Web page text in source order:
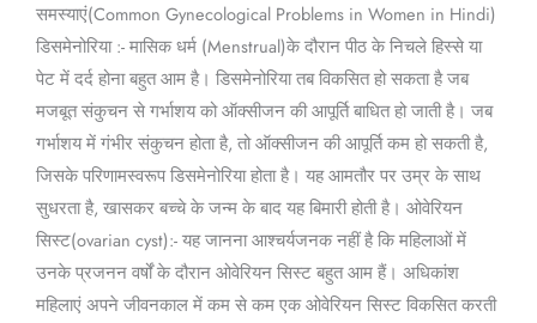
समस्याएं(Common Gynecological Problems in Women in Hindi)
डिसमेनोरिया :- मासिक धर्म (Menstrual)के दौरान पीठ के निचले हिस्से या
पेट में दर्द होना बहुत आम है। डिसमेनोरिया तब विकसित हो सकता है जब
मजबूत संकुचन से गर्भाशय को ऑक्सीजन की आपूर्ति बाधित हो जाती है। जब
गर्भाशय में गंभीर संकुचन होता है, तो ऑक्सीजन की आपूर्ति कम हो सकती है,
जिसके परिणामस्वरूप डिसमेनोरिया होता है। यह आमतौर पर उम्र के साथ
सुधरता है, खासकर बच्चे के जन्म के बाद यह बिमारी होती है। ओवेरियन
सिस्ट(ovarian cyst):- यह जानना आश्चर्यजनक नहीं है कि महिलाओं में
उनके प्रजनन वर्षों के दौरान ओवेरियन सिस्ट बहुत आम हैं। अधिकांश
महिलाएं अपने जीवनकाल में कम से कम एक ओवेरियन सिस्ट विकसित करती